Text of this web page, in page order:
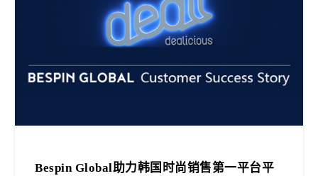
Bespin Global助力韩国时尚销售第一平台平